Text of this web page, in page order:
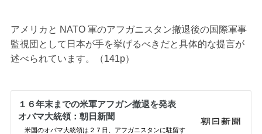
アメリカと NATO 軍のアフガニスタン撤退後の国際軍事
監視団として日本が手を挙げるべきだと具体的な提言が
述べられています。（141p）